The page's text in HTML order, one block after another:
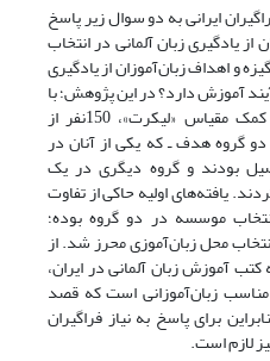
ایرانی به دو سوال زیر پاسخ
از یادگیری زبان آلمانی در انتخاب
و اهداف زبان‌آموزان از یادگیری
آموزش دارد؟ در این پژوهش؛ با
رویکرد توصیفی ـ پیمایشی و با کمک مقیاس «لیکرت»، 150نفر از
دو گروه هدف ـ که یکی از آنان در
بودند و گروه دیگری در یک
یافته‌های اولیه حاکی از تفاوت
موسسه در دو گروه بوده؛
محل زبان‌آموزی محرز شد. از
آموزش زبان آلمانی در ایران،
زبان‌آموزانی است که قصد
برای پاسخ به نیاز فراگیران
لازم است.